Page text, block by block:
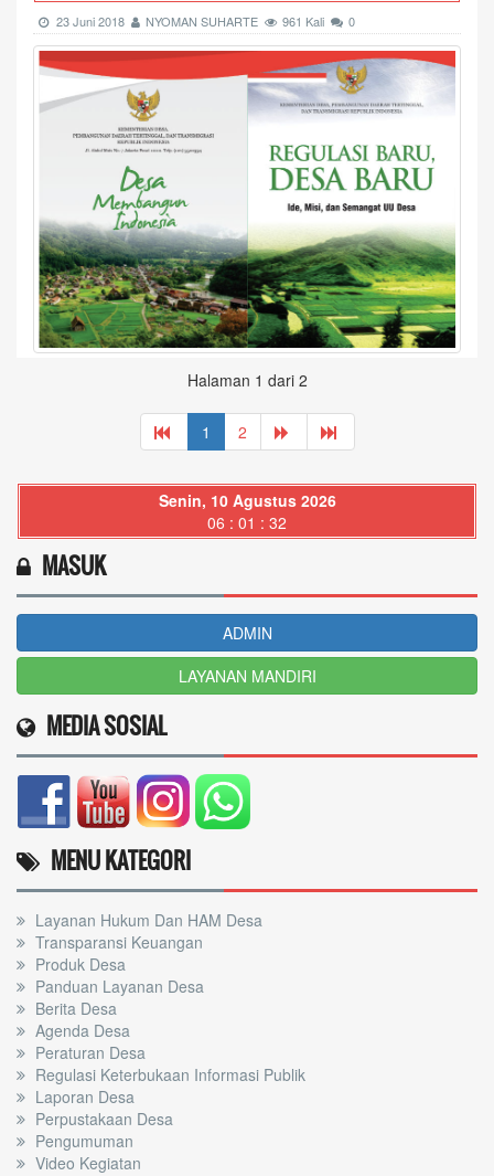
23 Juni 2018 NYOMAN SUHARTE 961 Kali 0
Halaman 1 dari 2
1 2
Senin, 10 Agustus 2026
06 : 01 : 33
MASUK
ADMIN
LAYANAN MANDIRI
MEDIA SOSIAL
MENU KATEGORI
Layanan Hukum Dan HAM Desa
Transparansi Keuangan
Produk Desa
Panduan Layanan Desa
Berita Desa
Agenda Desa
Peraturan Desa
Regulasi Keterbukaan Informasi Publik
Laporan Desa
Perpustakaan Desa
Pengumuman
Video Kegiatan